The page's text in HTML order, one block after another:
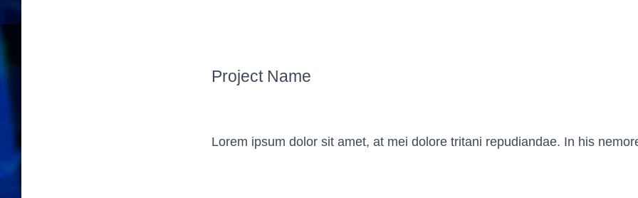
Project Name
Lorem ipsum dolor sit amet, at mei dolore tritani repudiandae. In his